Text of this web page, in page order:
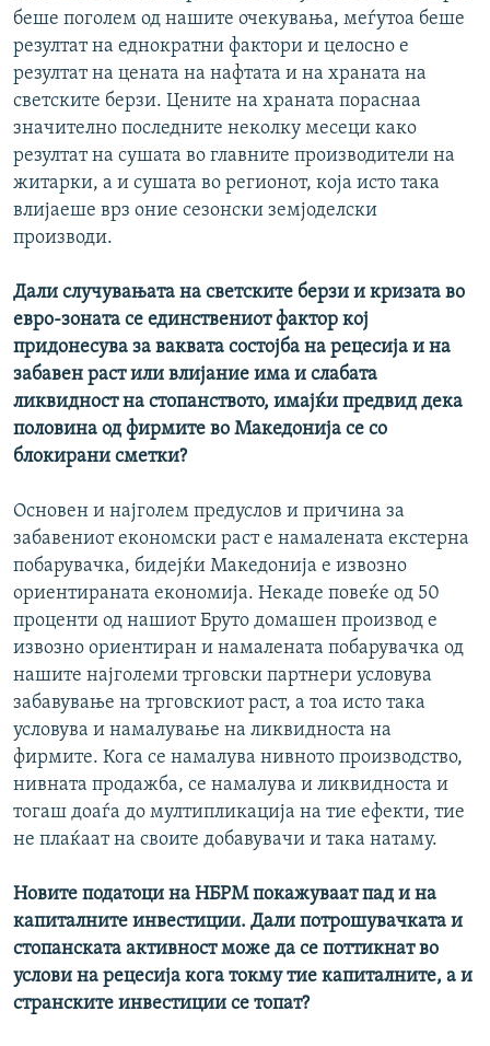
беше поголем од нашите очекувања, меѓутоа беше
резултат на еднократни фактори и целосно е
резултат на цената на нафтата и на храната на
светските берзи. Цените на храната пораснаа
значително последните неколку месеци како
резултат на сушата во главните производители на
житарки, а и сушата во регионот, која исто така
влијаеше врз оние сезонски земјоделски
производи.
Дали случувањата на светските берзи и кризата во
евро-зоната се единствениот фактор кој
придонесува за ваквата состојба на рецесија и на
забавен раст или влијание има и слабата
ликвидност на стопанството, имајќи предвид дека
половина од фирмите во Македонија се со
блокирани сметки?
Основен и најголем предуслов и причина за
забавениот економски раст е намалената екстерна
побарувачка, бидејќи Македонија е извозно
ориентираната економија. Некаде повеќе од 50
проценти од нашиот Бруто домашен производ е
извозно ориентиран и намалената побарувачка од
нашите најголеми трговски партнери условува
забавување на трговскиот раст, а тоа исто така
условува и намалување на ликвидноста на
фирмите. Кога се намалува нивното производство,
нивната продажба, се намалува и ликвидноста и
тогаш доаѓа до мултипликација на тие ефекти, тие
не плаќаат на своите добавувачи и така натаму.
Новите податоци на НБРМ покажуваат пад и на
капиталните инвестиции. Дали потрошувачката и
стопанската активност може да се поттикнат во
услови на рецесија кога токму тие капиталните, а и
странските инвестиции се топат?